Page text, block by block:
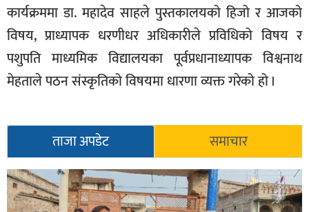
कार्यक्रममा डा. महादेव साहले पुस्तकालयको हिजो र आजको
विषय, प्राध्यापक धरणीधर अधिकारीले प्रविधिको विषय र
पशुपति माध्यमिक विद्यालयका पूर्वप्रधानाध्यापक विश्वनाथ
मेहताले पठन संस्कृतिको विषयमा धारणा व्यक्त गरेको हो ।
ताजा अपडेट समाचार